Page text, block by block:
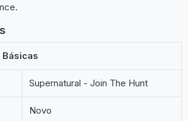
Supernatural - Join The Hunt
Novo